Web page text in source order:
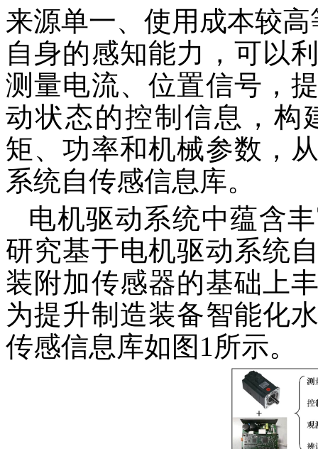
来源单一、使用成本较高
自身的感知能力，可以
测量电流、位置信号，
动状态的控制信息，构
矩、功率和机械参数，
系统自传感信息库。
电机驱动系统中蕴含
研究基于电机驱动系统
装附加传感器的基础上
为提升制造装备智能化
传感信息库如图1所示。